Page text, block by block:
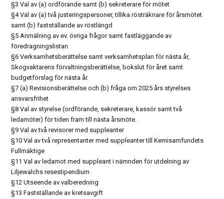
§3 Val av (a) ordförande samt (b) sekreterare för mötet
§4 Val av (a) två justeringspersoner, tillika rösträknare för årsmötet
samt (b) fastställande av röstlängd
§5 Anmälning av ev. övriga frågor samt fastläggande av
föredragningslistan
§6 Verksamhetsberättelse samt verksamhetsplan för nästa år,
Skogvaktarens förvaltningsberättelse, bokslut för året samt
budgetförslag för nästa år.
§7 (a) Revisionsberättelse och (b) fråga om 2025 års styrelses
ansvarsfrihet
§8 Val av styrelse (ordförande, sekreterare, kassör samt två
ledamöter) för tiden fram till nästa årsmöte.
§9 Val av två revisorer med suppleanter
§10 Val av två representanter med suppleanter till Kemisamfundets
Fullmäktige
§11 Val av ledamot med suppleant i nämnden för utdelning av
Liljewalchs resestipendium
§12 Utseende av valberedning
§13 Fastställande av kretsavgift